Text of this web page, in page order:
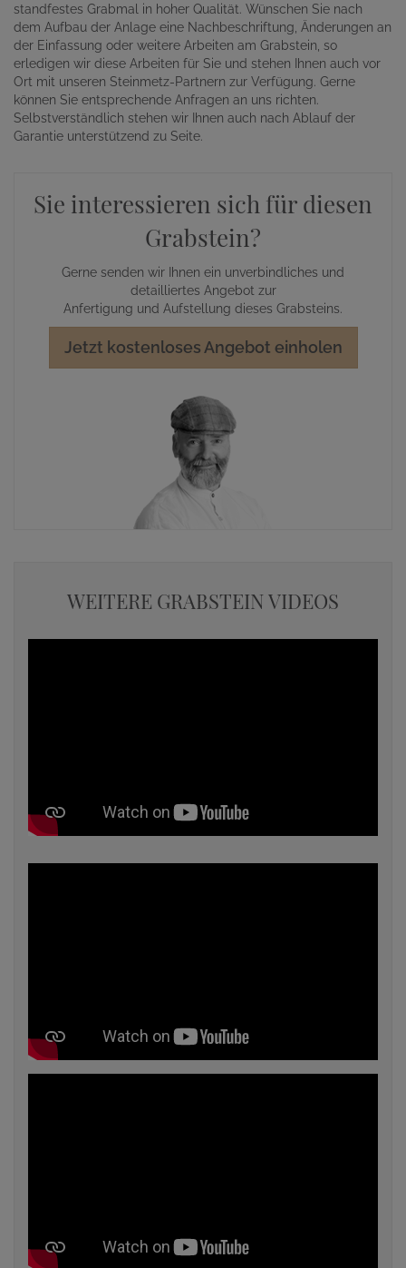
standfestes Grabmal in hoher Qualität. Wünschen Sie nach
dem Aufbau der Anlage eine Nachbeschriftung, Änderungen an
der Einfassung oder weitere Arbeiten am Grabstein, so
erledigen wir diese Arbeiten für Sie und stehen Ihnen auch vor
Ort mit unseren Steinmetz-Partnern zur Verfügung. Gerne
können Sie entsprechende Anfragen an uns richten.
Selbstverständlich stehen wir Ihnen auch nach Ablauf der
Garantie unterstützend zu Seite.
Sie interessieren sich für diesen
Grabstein?
Gerne senden wir Ihnen ein unverbindliches und
detailliertes Angebot zur
Anfertigung und Aufstellung dieses Grabsteins.
Jetzt kostenloses Angebot einholen
WEITERE GRABSTEIN VIDEOS